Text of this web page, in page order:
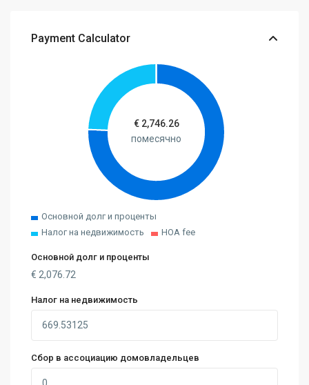
Payment Calculator
€ 2,746.26
помесячно
Основной долг и проценты
Налог на недвижимость
HOA fee
Основной долг и проценты
€ 2,076.72
Налог на недвижимость
Сбор в ассоциацию домовладельцев